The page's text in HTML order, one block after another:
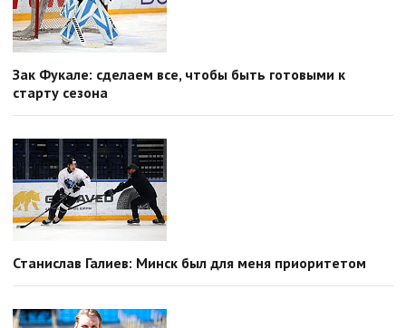
Зак Фукале: сделаем все, чтобы быть готовыми к
старту сезона
Станислав Галиев: Минск был для меня приоритетом